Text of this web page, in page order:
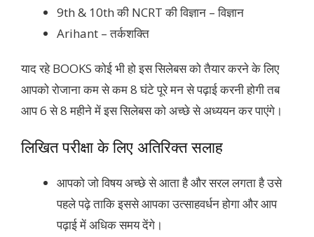
9th & 10th की NCRT की विज्ञान – विज्ञान
Arihant – तर्कशक्ति
याद रहे BOOKS कोई भी हो इस सिलेबस को तैयार करने के लिए
आपको रोजाना कम से कम 8 घंटे पूरे मन से पढ़ाई करनी होगी तब
आप 6 से 8 महीने में इस सिलेबस को अच्छे से अध्ययन कर पाएंगे।
लिखित परीक्षा के लिए अतिरिक्त सलाह
आपको जो विषय अच्छे से आता है और सरल लगता है उसे
पहले पढ़े ताकि इससे आपका उत्साहवर्धन होगा और आप
पढ़ाई में अधिक समय देंगे।